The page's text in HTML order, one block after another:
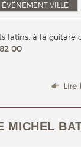
ÉVÉNEMENT VILLE
latins, à la guitare
00
Lire
MICHEL